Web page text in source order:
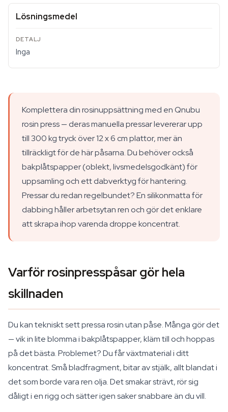
Lösningsmedel
Inga
Komplettera din rosinuppsättning med en Qnubu
rosin press — deras manuella pressar levererar upp
till 300 kg tryck över 12 x 6 cm plattor, mer än
tillräckligt för de här påsarna. Du behöver också
bakplåtspapper (oblekt, livsmedelsgodkänt) för
uppsamling och ett dabverktyg för hantering.
Pressar du redan regelbundet? En silikonmatta för
dabbing håller arbetsytan ren och gör det enklare
att skrapa ihop varenda droppe koncentrat.
Varför rosinpresspåsar gör hela
skillnaden
Du kan tekniskt sett pressa rosin utan påse. Många gör det
— vik in lite blomma i bakplåtspapper, kläm till och hoppas
på det bästa. Problemet? Du får växtmaterial i ditt
koncentrat. Små bladfragment, bitar av stjälk, allt blandat i
det som borde vara ren olja. Det smakar strävt, rör sig
dåligt i en rigg och sätter igen saker snabbare än du vill.